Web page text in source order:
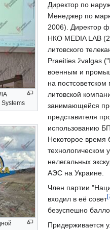
Директор по
Менеджер по
2006). Директор
НКО MEDIA LAB
литовского
Praeities žvalgas
военным и
на постсоветском
литовской
занимающейся
представителя
использованию
Некоторое время
технологическом
нелегальных
АЭС на Украине.
Член партии
входил в её совет
безуспешно
Придерживается